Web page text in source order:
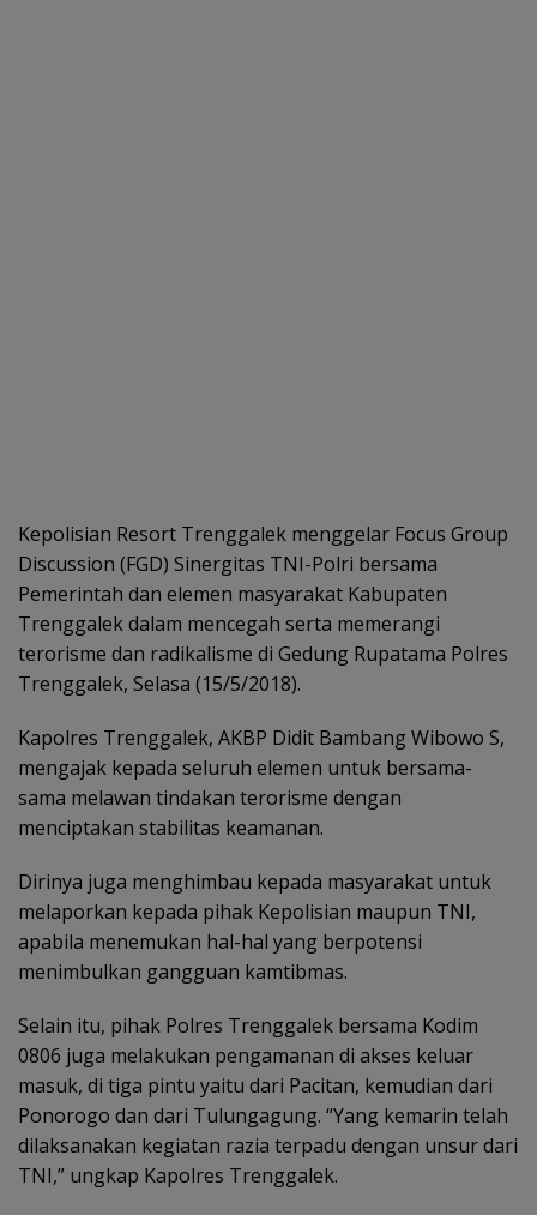
Kepolisian Resort Trenggalek menggelar Focus Group
Discussion (FGD) Sinergitas TNI-Polri bersama
Pemerintah dan elemen masyarakat Kabupaten
Trenggalek dalam mencegah serta memerangi
terorisme dan radikalisme di Gedung Rupatama Polres
Trenggalek, Selasa (15/5/2018).
Kapolres Trenggalek, AKBP Didit Bambang Wibowo S,
mengajak kepada seluruh elemen untuk bersama-
sama melawan tindakan terorisme dengan
menciptakan stabilitas keamanan.
Dirinya juga menghimbau kepada masyarakat untuk
melaporkan kepada pihak Kepolisian maupun TNI,
apabila menemukan hal-hal yang berpotensi
menimbulkan gangguan kamtibmas.
Selain itu, pihak Polres Trenggalek bersama Kodim
0806 juga melakukan pengamanan di akses keluar
masuk, di tiga pintu yaitu dari Pacitan, kemudian dari
Ponorogo dan dari Tulungagung. “Yang kemarin telah
dilaksanakan kegiatan razia terpadu dengan unsur dari
TNI,” ungkap Kapolres Trenggalek.